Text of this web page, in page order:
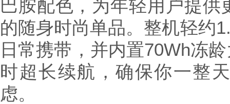
巴胺配色，为年轻用户提
的随身时尚单品。整机轻约
日常携带，并内置70Wh冻
时超长续航，确保你一整
虑。